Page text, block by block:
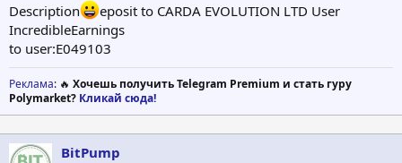
Description
eposit to CARDA EVOLUTION LTD User
IncredibleEarnings
to user:E049103
Реклама: 🔥 Хочешь получить Telegram Premium и стать гуру
Polymarket? Кликай сюда!
BitPump